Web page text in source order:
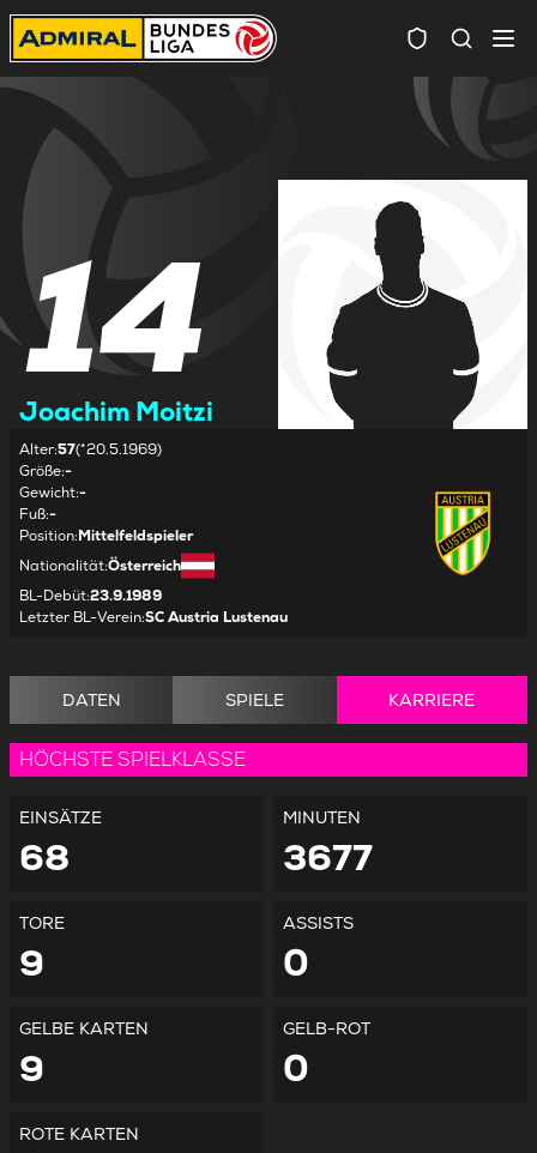
14
Joachim Moitzi
Alter:57(*20.5.1969)
Größe:-
Gewicht:-
Fuß:-
Position:Mittelfeldspieler
Nationalität:Österreich
BL-Debüt:23.9.1989
Letzter BL-Verein:SC Austria Lustenau
DATEN SPIELE KARRIERE
HÖCHSTE SPIELKLASSE
EINSÄTZE
68
MINUTEN
3677
TORE
9
ASSISTS
0
GELBE KARTEN
9
GELB-ROT
0
ROTE KARTEN